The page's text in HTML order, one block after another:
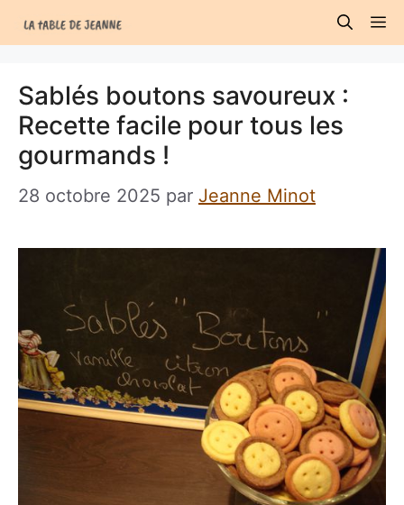
au
Sablés boutons savoureux :
Recette facile pour tous les
gourmands !
28 octobre 2025 par Jeanne Minot